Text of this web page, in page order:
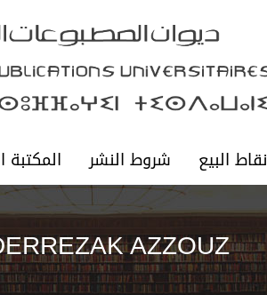
نقاط البيع شروط النشر المكتبة
AZZOUZ